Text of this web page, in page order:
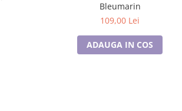
Bleumarin
109,00 Lei
ADAUGA IN COS